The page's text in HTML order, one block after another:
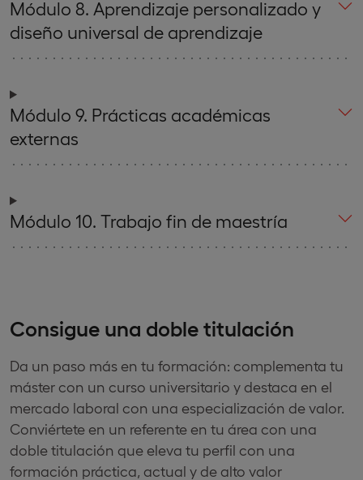
Módulo 8. Aprendizaje personalizado y
diseño universal de aprendizaje
Módulo 9. Prácticas académicas
externas
Módulo 10. Trabajo fin de maestría
Consigue una doble titulación
Da un paso más en tu formación: complementa tu
máster con un curso universitario y destaca en el
mercado laboral con una especialización de valor.
Conviértete en un referente en tu área con una
doble titulación que eleva tu perfil con una
formación práctica, actual y de alto valor